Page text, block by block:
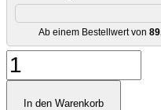
Ab einem Bestellwert von
Nobel
Petit
Dominican
MengeIn den Warenkorb